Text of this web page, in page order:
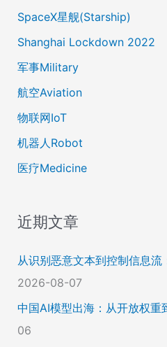
SpaceX星舰(Starship)
Shanghai Lockdown 2022
军事Military
航空Aviation
物联网IoT
机器人Robot
医疗Medicine
近期文章
从识别恶意文本到控制信息
2026-08-07
中国AI模型出海：从开放权重
06